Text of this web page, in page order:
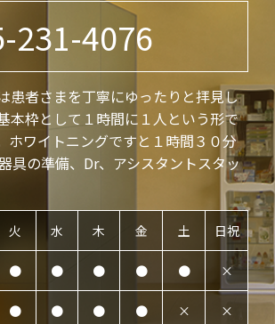
231-4076
患者さまを丁寧にゆったりと拝見し
本枠として１時間に１人という形で
ホワイトニングですと１時間３０分
具の準備、Dr、アシスタントスタッ
火 水 木 金 土 日祝
● ● ● ● ● ×
● ● ● ● × ×